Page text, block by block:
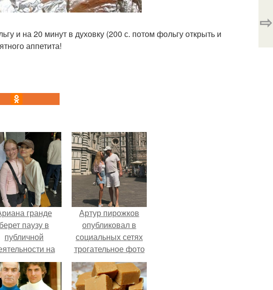
и на 20 минут в духовку (200 с. потом фольгу открыть и
аппетита!
⇨
гранде
берет паузу в
публичной
на
слухов о
здоровье.
Артур пирожков
опубликовал в
социальных сетях
трогательное фото
с супругой
Анжеликой,
сделанное во